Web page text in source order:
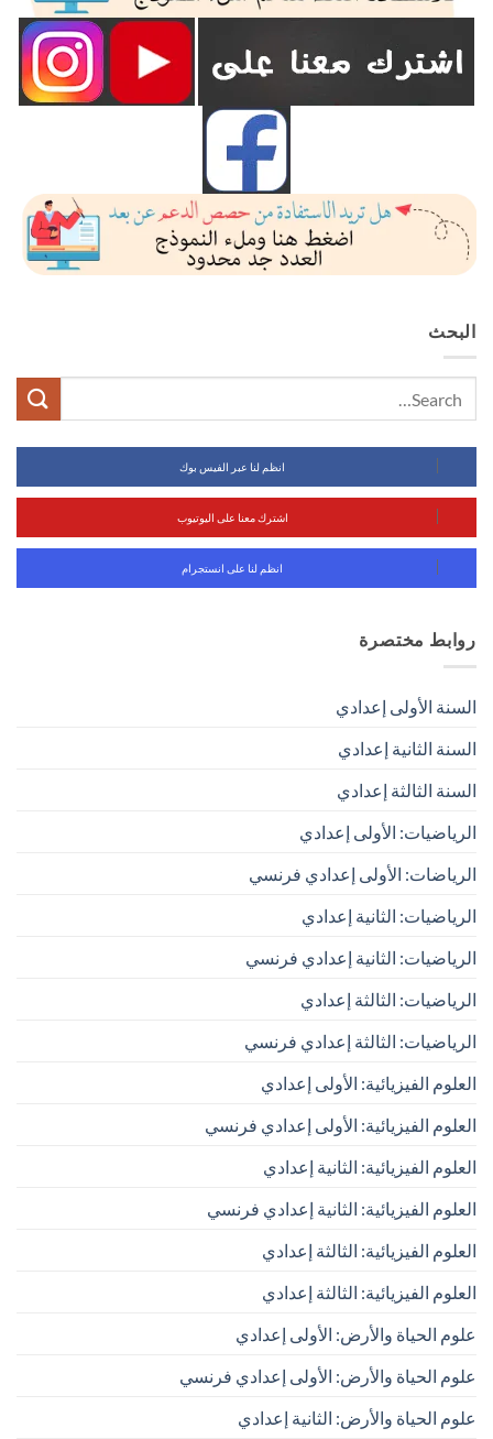
البحث
انظم لنا عبر الفيس بوك
اشترك معنا على اليوتيوب
انظم لنا على انستجرام
روابط مختصرة
السنة الأولى إعدادي
السنة الثانية إعدادي
السنة الثالثة إعدادي
الرياضيات: الأولى إعدادي
الرياضات: الأولى إعدادي فرنسي
الرياضيات: الثانية إعدادي
الرياضيات: الثانية إعدادي فرنسي
الرياضيات: الثالثة إعدادي
الرياضيات: الثالثة إعدادي فرنسي
العلوم الفيزيائية: الأولى إعدادي
العلوم الفيزيائية: الأولى إعدادي فرنسي
العلوم الفيزيائية: الثانية إعدادي
العلوم الفيزيائية: الثانية إعدادي فرنسي
العلوم الفيزيائية: الثالثة إعدادي
العلوم الفيزيائية: الثالثة إعدادي
علوم الحياة والأرض: الأولى إعدادي
علوم الحياة والأرض: الأولى إعدادي فرنسي
علوم الحياة والأرض: الثانية إعدادي